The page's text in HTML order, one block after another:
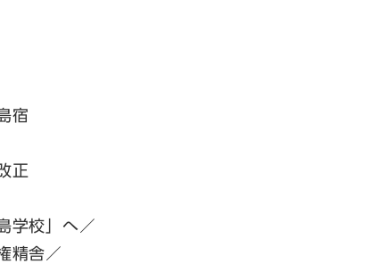
宿
正
学校」へ／
精舎／